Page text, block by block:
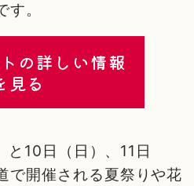
。
の詳しい情報
見る
10日（日）、11日
で開催される夏祭りや花